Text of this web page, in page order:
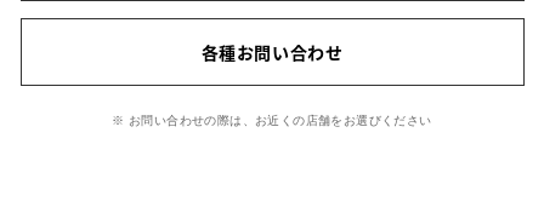
各種お問い合わせ
※ お問い合わせの際は、お近くの店舗をお選びください